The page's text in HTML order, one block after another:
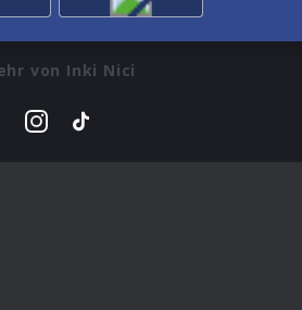
von Inki Nici